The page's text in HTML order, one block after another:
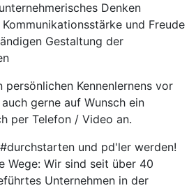
Denken
und Freude
Gestaltung der
persönlichen Kennenlernens vor
gerne auf Wunsch ein
per Telefon / Video an.
und pd'ler werden!
Wege: Wir sind seit über 40
Unternehmen in der